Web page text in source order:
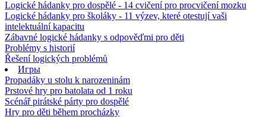
Logické hádanky pro dospělé - 14 cvičení pro procvičení mozku
Logické hádanky pro školáky - 11 výzev, které otestují vaši
intelektuální kapacitu
Zábavné logické hádanky s odpověďmi pro děti
Problémy s historií
Řešení logických problémů
Игры
Propadáky u stolu k narozeninám
Prstové hry pro batolata od 1 roku
Scénář pirátské párty pro dospělé
Hry pro děti během procházky